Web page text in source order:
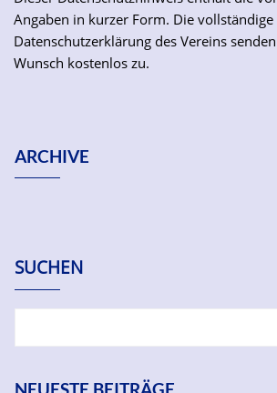
Angaben in kurzer Form. Die vollständige
Datenschutzerklärung des Vereins
Wunsch kostenlos zu.
ARCHIVE
SUCHEN